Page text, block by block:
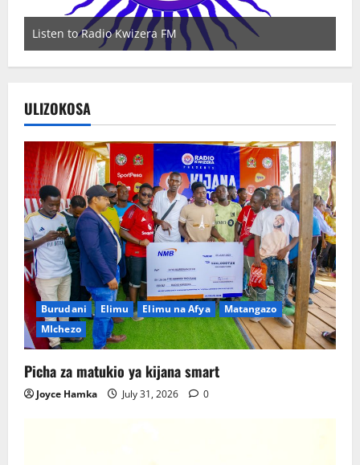
Listen to Radio Kwizera FM
ULIZOKOSA
Burudani Elimu Elimu na Afya
Matangazo
MIchezo
Picha za matukio ya kijana smart
Joyce Hamka July 31, 2026 0